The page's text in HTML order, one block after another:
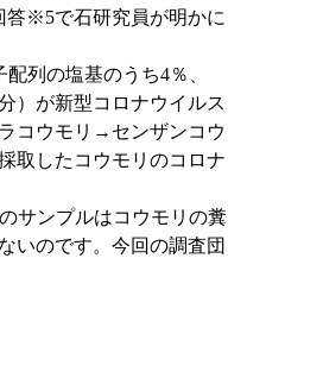
答※5で石研究員が明かに
列の塩基のうち4％、
）が新型コロナウイルス
コウモリ→センザンコウ
取したコウモリのコロナ
サンプルはコウモリの糞
いのです。今回の調査団